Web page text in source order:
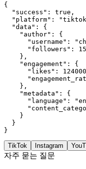
{
  "success": true,
"platform":
  "data": {
    "author": {
"username":
"followers":
    },
    "engagement": {
"likes":
    },
    "metadata": {
"language":
    }
  }
}
TikTok Instagram
자주 묻는 질문